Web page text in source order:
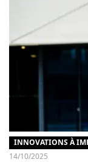
INNOVATIONS À
14/10/2025